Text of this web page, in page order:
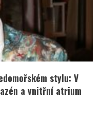
stylu: V
a vnitřní atrium